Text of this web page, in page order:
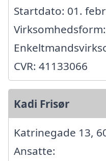
Startdato: 01.
Virksomhedsform:
CVR: 41133066
Kadi Frisør
Katrinegade 13,
Ansatte: